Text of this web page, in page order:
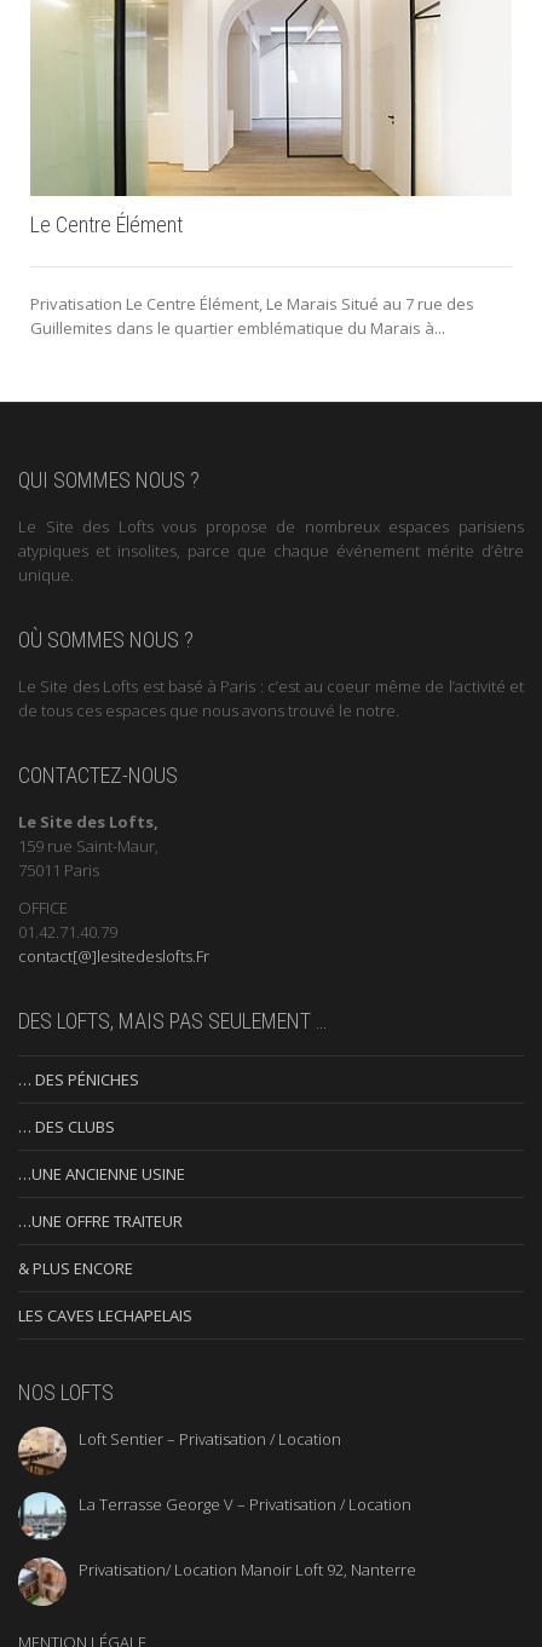
Le Centre Élément
Privatisation Le Centre Élément, Le Marais Situé au 7 rue des
Guillemites dans le quartier emblématique du Marais à...
QUI SOMMES NOUS ?
Le Site des Lofts vous propose de nombreux espaces parisiens
atypiques et insolites, parce que chaque événement mérite d’être
unique.
OÙ SOMMES NOUS ?
Le Site des Lofts est basé à Paris : c’est au coeur même de l’activité et
de tous ces espaces que nous avons trouvé le notre.
CONTACTEZ-NOUS
Le Site des Lofts,
159 rue Saint-Maur,
75011 Paris
OFFICE
01.42.71.40.79
contact[@]lesitedeslofts.Fr
DES LOFTS, MAIS PAS SEULEMENT …
… DES PÉNICHES
… DES CLUBS
…UNE ANCIENNE USINE
…UNE OFFRE TRAITEUR
& PLUS ENCORE
LES CAVES LECHAPELAIS
NOS LOFTS
Loft Sentier – Privatisation / Location
La Terrasse George V – Privatisation / Location
Privatisation/ Location Manoir Loft 92, Nanterre
MENTION LÉGALE